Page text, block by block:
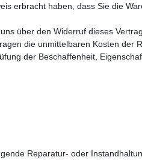
erbracht haben, dass Sie die
über den Widerruf dieses
die unmittelbaren Kosten der
der Beschaffenheit,
Reparatur- oder